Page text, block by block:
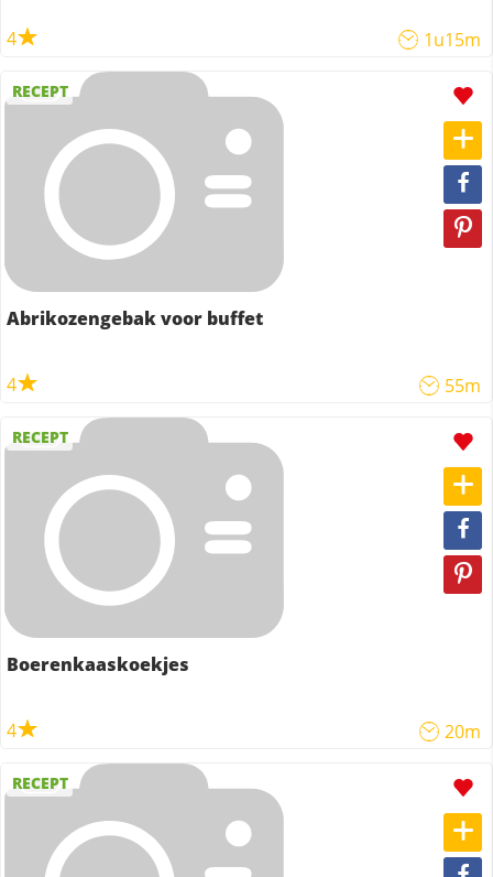
4 1u15m
RECEPT
Abrikozengebak voor buffet
4 55m
RECEPT
Boerenkaaskoekjes
4 20m
RECEPT